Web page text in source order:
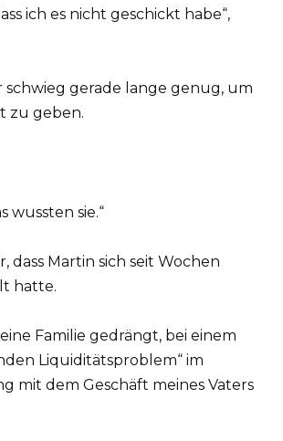
ich es nicht geschickt habe“,
schwieg gerade lange genug, um
zu geben.
wussten sie.“
dass Martin sich seit Wochen
hatte.
Familie gedrängt, bei einem
Liquiditätsproblem“ im
mit dem Geschäft meines Vaters